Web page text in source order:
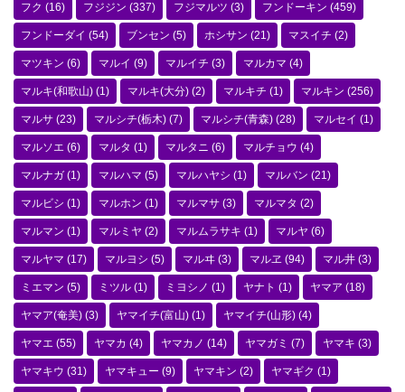
フク (16) フジジン (337) フジマルツ (3) フンドーキン (459)
フンドーダイ (54) ブンセン (5) ホシサン (21) マスイチ (2)
マツキン (6) マルイ (9) マルイチ (3) マルカマ (4)
マルキ(和歌山) (1) マルキ(大分) (2) マルキチ (1) マルキン (256)
マルサ (23) マルシチ(栃木) (7) マルシチ(青森) (28) マルセイ (1)
マルソエ (6) マルタ (1) マルタニ (6) マルチョウ (4)
マルナガ (1) マルハマ (5) マルハヤシ (1) マルバン (21)
マルビシ (1) マルホン (1) マルマサ (3) マルマタ (2)
マルマン (1) マルミヤ (2) マルムラサキ (1) マルヤ (6)
マルヤマ (17) マルヨシ (5) マルヰ (3) マルヱ (94) マル井 (3)
ミエマン (5) ミツル (1) ミヨシノ (1) ヤナト (1) ヤマア (18)
ヤマア(奄美) (3) ヤマイチ(富山) (1) ヤマイチ(山形) (4)
ヤマエ (55) ヤマカ (4) ヤマカノ (14) ヤマガミ (7) ヤマキ (3)
ヤマキウ (31) ヤマキュー (9) ヤマキン (2) ヤマギク (1)